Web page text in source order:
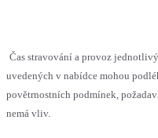
Čas stravování a provoz
uvedených v nabídce mohou
povětrnostních podmínek,
nemá vliv.